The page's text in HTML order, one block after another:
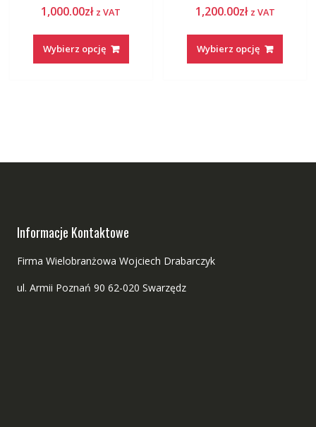
1,000.00zł z VAT
Wybierz opcję
1,200.00zł z VAT
Wybierz opcję
Informacje Kontaktowe
Firma Wielobranżowa Wojciech Drabarczyk
ul. Armii Poznań 90 62-020 Swarzędz